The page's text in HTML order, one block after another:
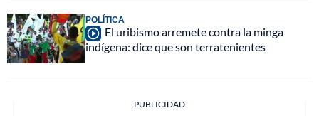
POLÍTICA
El uribismo arremete contra la minga
indígena: dice que son terratenientes
PUBLICIDAD